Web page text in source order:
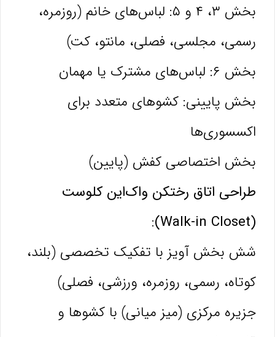
بخش ۳، ۴ و ۵: لباس‌های خانم (روزمره،
رسمی، مجلسی، فصلی، مانتو، کت)
بخش ۶: لباس‌های مشترک یا مهمان
بخش پایینی: کشوهای متعدد برای
اکسسوری‌ها
بخش اختصاصی کفش (پایین)
طراحی اتاق رختکن واک‌این کلوست
(Walk-in Closet):
شش بخش آویز با تفکیک تخصصی (بلند،
کوتاه، رسمی، روزمره، ورزشی، فصلی)
جزیره مرکزی (میز میانی) با کشوها و